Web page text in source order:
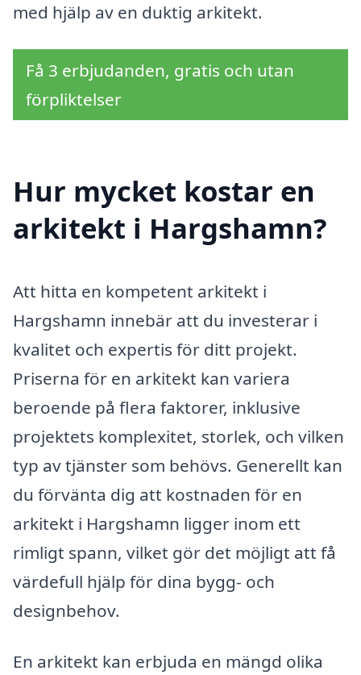
med hjälp av en duktig arkitekt.
Få 3 erbjudanden, gratis och utan
förpliktelser
Hur mycket kostar en
arkitekt i Hargshamn?
Att hitta en kompetent arkitekt i
Hargshamn innebär att du investerar i
kvalitet och expertis för ditt projekt.
Priserna för en arkitekt kan variera
beroende på flera faktorer, inklusive
projektets komplexitet, storlek, och vilken
typ av tjänster som behövs. Generellt kan
du förvänta dig att kostnaden för en
arkitekt i Hargshamn ligger inom ett
rimligt spann, vilket gör det möjligt att få
värdefull hjälp för dina bygg- och
designbehov.
En arkitekt kan erbjuda en mängd olika